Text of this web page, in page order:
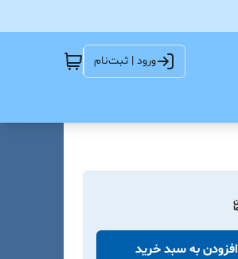
ورود | ثبت‌نام
افزودن به سبد خرید